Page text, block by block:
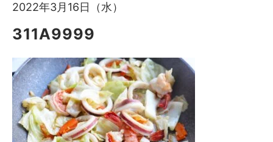
2022年3月16日（水）
311A9999